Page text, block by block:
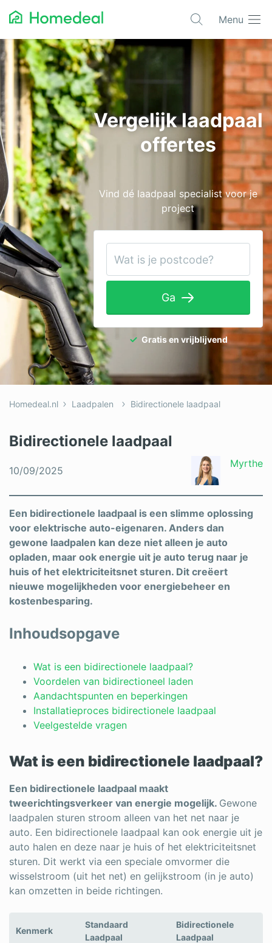
Menu
Populaire projecten
Asbest verwijderen
Dakbedekking
Dakkapel
Glas
Isolatie
Kozijnen
Laadpalen
Schilderwerk
Tuinaanleg
Ventilatie
Warmtepomp
Wellness
Zonnepanelen
Overige projecten
Vergelijk laadpaal
offertes
Vind dé laadpaal specialist voor je
project
Ga
Gratis en vrijblijvend
Homedeal.nl Laadpalen Bidirectionele laadpaal
Bidirectionele laadpaal
10/09/2025
Myrthe
Een bidirectionele laadpaal is een slimme oplossing
voor elektrische auto-eigenaren. Anders dan
gewone laadpalen kan deze niet alleen je auto
opladen, maar ook energie uit je auto terug naar je
huis of het elektriciteitsnet sturen. Dit creëert
nieuwe mogelijkheden voor energiebeheer en
kostenbesparing.
Inhoudsopgave
Wat is een bidirectionele laadpaal?
Voordelen van bidirectioneel laden
Aandachtspunten en beperkingen
Installatieproces bidirectionele laadpaal
Veelgestelde vragen
Wat is een bidirectionele laadpaal?
Een bidirectionele laadpaal maakt
tweerichtingsverkeer van energie mogelijk. Gewone
laadpalen sturen stroom alleen van het net naar je
auto. Een bidirectionele laadpaal kan ook energie uit je
auto halen en deze naar je huis of het elektriciteitsnet
sturen. Dit werkt via een speciale omvormer die
wisselstroom (uit het net) en gelijkstroom (in je auto)
kan omzetten in beide richtingen.
Kenmerk
Standaard
Laadpaal
Bidirectionele
Laadpaal